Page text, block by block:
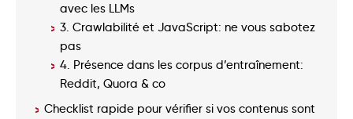
avec les LLMs
3. Crawlabilité et JavaScript: ne vous sabotez
pas
4. Présence dans les corpus d’entraînement:
Reddit, Quora & co
Checklist rapide pour vérifier si vos contenus sont